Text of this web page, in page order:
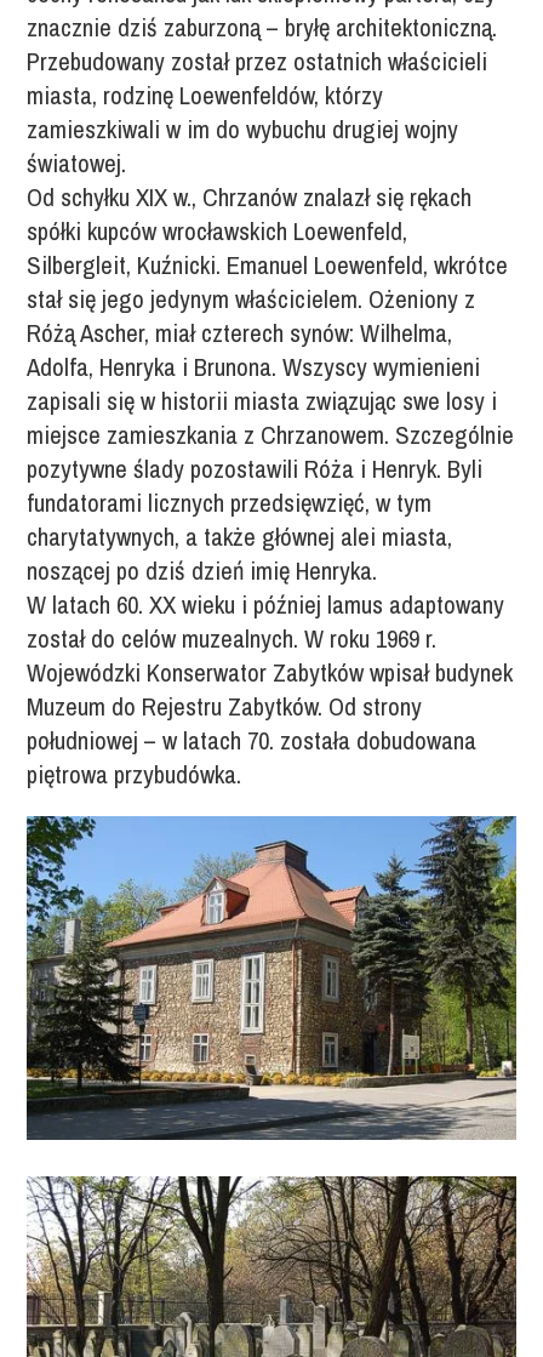
znacznie dziś zaburzoną – bryłę architektoniczną.
Przebudowany został przez ostatnich właścicieli
miasta, rodzinę Loewenfeldów, którzy
zamieszkiwali w im do wybuchu drugiej wojny
światowej.
Od schyłku XIX w., Chrzanów znalazł się rękach
spółki kupców wrocławskich Loewenfeld,
Silbergleit, Kuźnicki. Emanuel Loewenfeld, wkrótce
stał się jego jedynym właścicielem. Ożeniony z
Różą Ascher, miał czterech synów: Wilhelma,
Adolfa, Henryka i Brunona. Wszyscy wymienieni
zapisali się w historii miasta związując swe losy i
miejsce zamieszkania z Chrzanowem. Szczególnie
pozytywne ślady pozostawili Róża i Henryk. Byli
fundatorami licznych przedsięwzięć, w tym
charytatywnych, a także głównej alei miasta,
noszącej po dziś dzień imię Henryka.
W latach 60. XX wieku i później lamus adaptowany
został do celów muzealnych. W roku 1969 r.
Wojewódzki Konserwator Zabytków wpisał budynek
Muzeum do Rejestru Zabytków. Od strony
południowej – w latach 70. została dobudowana
piętrowa przybudówka.